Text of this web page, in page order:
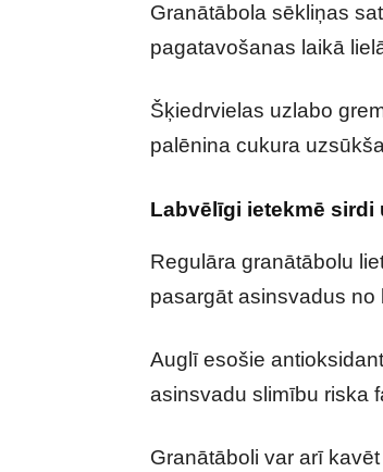
Granātābola sēkliņas
pagatavošanas laikā
Šķiedrvielas uzlabo
palēnina cukura
Labvēlīgi ietekmē sirdi
Regulāra granātābolu
pasargāt asinsvadus no
Auglī esošie
asinsvadu slimību riska
Granātāboli var arī